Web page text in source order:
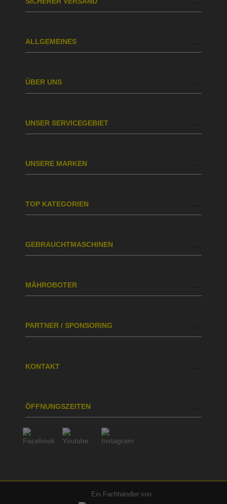
ALLGEMEINES
ÜBER UNS
UNSER SERVICEGEBIET
UNSERE MARKEN
TOP KATEGORIEN
GEBRAUCHTMASCHINEN
MÄHROBOTER
PARTNER / SPONSORING
KONTAKT
ÖFFNUNGSZEITEN
Ein Fachhändler von